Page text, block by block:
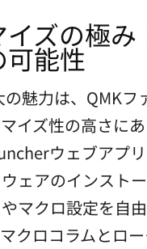
ズの極み
能性
の魅力は、QMKフ
イズ性の高さにあ
ウェブアプリ
ェアのインストー
マクロ設定を自
クロコラムとロ